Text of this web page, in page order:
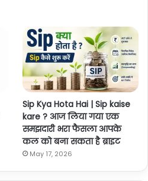
Sip Kya Hota Hai | Sip kaise
kare ? आज लिया गया एक
समझदारी भरा फैसला आपके
कल को बना सकता है ब्राइट
May 17, 2026